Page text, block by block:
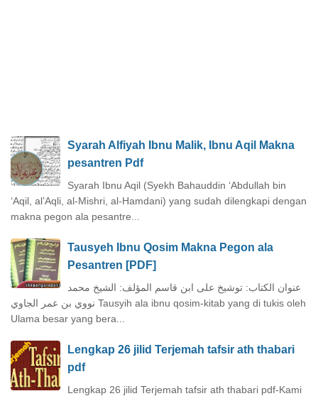
Syarah Alfiyah Ibnu Malik, Ibnu Aqil Makna
pesantren Pdf
Syarah Ibnu Aqil (Syekh Bahauddin ‘Abdullah bin
‘Aqil, al’Aqli, al-Mishri, al-Hamdani) yang sudah dilengkapi dengan
makna pegon ala pesantre...
Tausyeh Ibnu Qosim Makna Pegon ala
Pesantren [PDF]
عنوان الكتاب: توشيخ على ابن قاسم المؤلف: الشيخ محمد
نووي بن عمر الجاوي Tausyih ala ibnu qosim-kitab yang di tukis oleh
Ulama besar yang bera...
Lengkap 26 jilid Terjemah tafsir ath thabari
pdf
Lengkap 26 jilid Terjemah tafsir ath thabari pdf-Kami